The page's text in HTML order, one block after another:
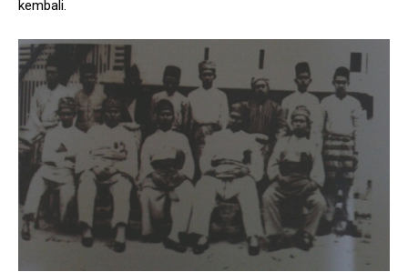
kembali.